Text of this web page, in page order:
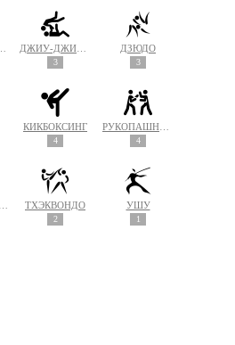
3
ДЗЮДО
3
КИКБОКСИНГ
4 4
ТХЭКВОНДО
2
УШУ
1